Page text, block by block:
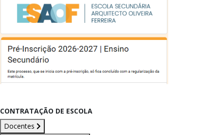
CONTRATAÇÃO DE ESCOLA
Docentes